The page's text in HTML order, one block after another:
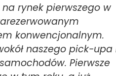
rynek pierwszego w
konwencjonalnym.
naszego pick-upa
Pierwsze